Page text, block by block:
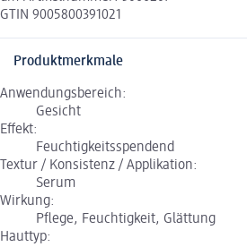
GTIN 9005800391021
Produktmerkmale
Anwendungsbereich:
Gesicht
Effekt:
Feuchtigkeitsspendend
Textur / Konsistenz / Applikation:
Serum
Wirkung:
Pflege, Feuchtigkeit, Glättung
Hauttyp: